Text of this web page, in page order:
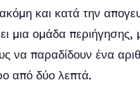
και κατά την
μια ομάδα περιήγησης,
να παραδίδουν ένα
από δύο λεπτά.